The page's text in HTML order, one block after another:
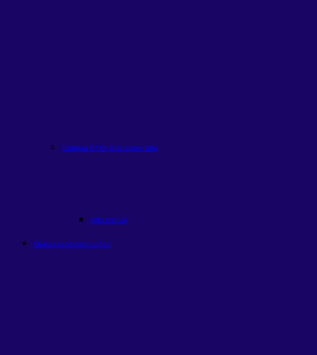
Carteira ETFs Globaisem alta
Alfa Global
Outras recomendações